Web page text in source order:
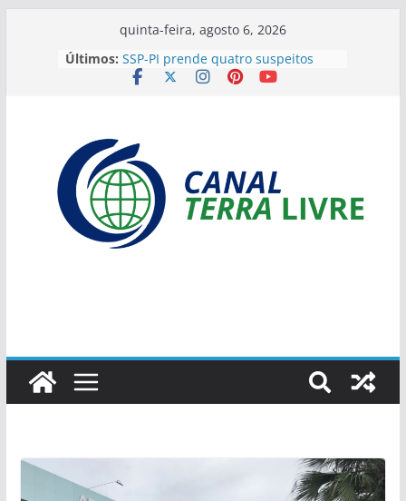
quinta-feira, agosto 6, 2026
Últimos: SSP-PI prende quatro suspeitos
ligados a organização criminosa e
urnas eletrônicas nas eleições de
2026
Criança de 4 anos escapa de
tragédia após linha com cerol
cortar seu pescoço em Parnaíba
Porto de Luís Correia inicia